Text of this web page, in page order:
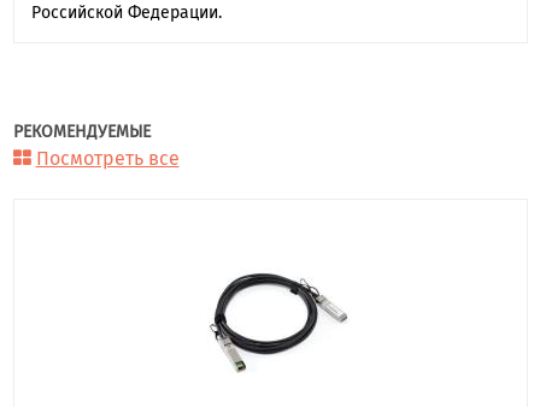
Российской Федерации.
РЕКОМЕНДУЕМЫЕ
Посмотреть все